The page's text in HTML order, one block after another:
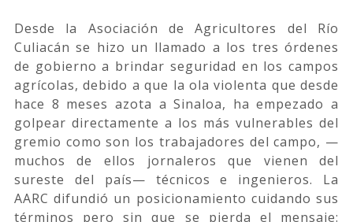
Desde la Asociación de Agricultores del Río
Culiacán se hizo un llamado a los tres órdenes
de gobierno a brindar seguridad en los campos
agrícolas, debido a que la ola violenta que desde
hace 8 meses azota a Sinaloa, ha empezado a
golpear directamente a los más vulnerables del
gremio como son los trabajadores del campo, —
muchos de ellos jornaleros que vienen del
sureste del país— técnicos e ingenieros. La
AARC difundió un posicionamiento cuidando sus
términos pero sin que se pierda el mensaje: